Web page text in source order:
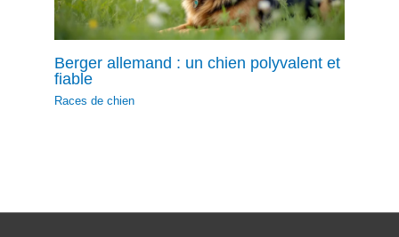
Berger allemand : un chien polyvalent et
fiable
Races de chien